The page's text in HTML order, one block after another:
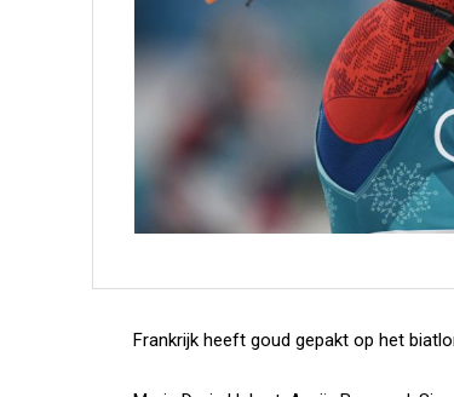
Frankrijk heeft goud gepakt op het